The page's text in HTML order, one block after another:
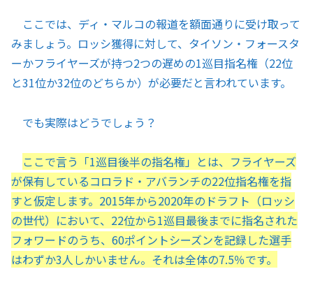
ここでは、ディ・マルコの報道を額面通りに受け取って
みましょう。ロッシ獲得に対して、タイソン・フォースタ
ーかフライヤーズが持つ2つの遅めの1巡目指名権（22位
と31位か32位のどちらか）が必要だと言われています。
でも実際はどうでしょう？
ここで言う「1巡目後半の指名権」とは、フライヤーズ
が保有しているコロラド・アバランチの22位指名権を指
すと仮定します。2015年から2020年のドラフト（ロッシ
の世代）において、22位から1巡目最後までに指名された
フォワードのうち、60ポイントシーズンを記録した選手
はわずか3人しかいません。それは全体の7.5％です。